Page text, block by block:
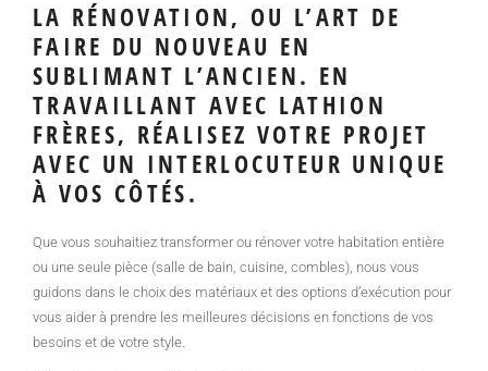
LA RÉNOVATION, OU L’ART DE
FAIRE DU NOUVEAU EN
SUBLIMANT L’ANCIEN. EN
TRAVAILLANT AVEC LATHION
FRÈRES, RÉALISEZ VOTRE PROJET
AVEC UN INTERLOCUTEUR UNIQUE
À VOS CÔTÉS.
Que vous souhaitiez transformer ou rénover votre habitation entière
ou une seule pièce (salle de bain, cuisine, combles), nous vous
guidons dans le choix des matériaux et des options d’exécution pour
vous aider à prendre les meilleures décisions en fonctions de vos
besoins et de votre style.